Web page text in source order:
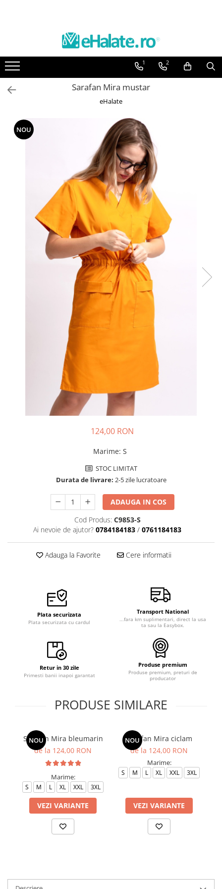
Toate Produsele
Bluze Unisex
Costume Unisex
Bluze unisex cu imprimeuri
Bluze Maria
Halate medicale femei
Halate medicale barbati
Halate medicale P2 cu fluturas
Halate medicale cu nasturi
Halate medicale cu fermoar
Halate medicale polar - unisex
Halate medicale albe
Sarafane medicale
Jachete de lucru
Halate medicale polar - unisex
Sorturi restaurante
Tricouri de lucru
Saboti medicali
Bonete
ACCESORII
1 2
Sarafan Mira mustar
eHalate
NOU
124,00 RON
Marime: S
STOC LIMITAT
Durata de livrare: 2-5 zile lucratoare
ADAUGA IN COS
Cod Produs: C9853-S
Ai nevoie de ajutor? 0784184183 / 0761184183
Adauga la Favorite Cere informatii
Plata securizata
Plata securizata cu cardul
Transport National
...fara km suplimentari, direct la usa
ta sau la Easybox.
Retur in 30 zile
Primesti banii inapoi garantat
Produse premium
Produse premium, preturi de
producator
PRODUSE SIMILARE
NOU
Sarafan Mira bleumarin
de la 124,00 RON
Marime:
S M L XL XXL 3XL
VEZI VARIANTE
NOU
Sarafan Mira ciclam
de la 124,00 RON
Marime:
S M L XL XXL 3XL
VEZI VARIANTE